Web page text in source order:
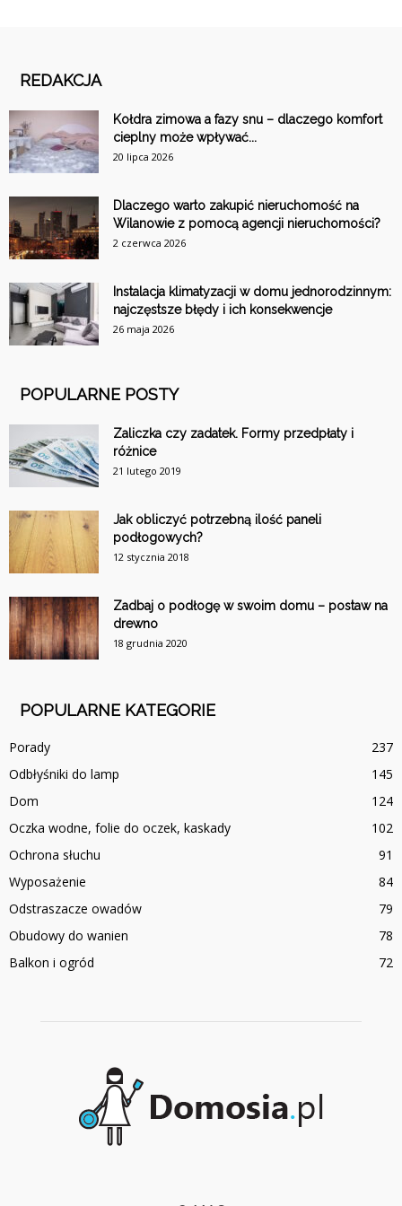
REDAKCJA
Kołdra zimowa a fazy snu – dlaczego komfort
cieplny może wpływać...
20 lipca 2026
Dlaczego warto zakupić nieruchomość na
Wilanowie z pomocą agencji nieruchomości?
2 czerwca 2026
Instalacja klimatyzacji w domu jednorodzinnym:
najczęstsze błędy i ich konsekwencje
26 maja 2026
POPULARNE POSTY
Zaliczka czy zadatek. Formy przedpłaty i
różnice
21 lutego 2019
Jak obliczyć potrzebną ilość paneli
podłogowych?
12 stycznia 2018
Zadbaj o podłogę w swoim domu – postaw na
drewno
18 grudnia 2020
POPULARNE KATEGORIE
Porady
237
Odbłyśniki do lamp
145
Dom
124
Oczka wodne, folie do oczek, kaskady
102
Ochrona słuchu
91
Wyposażenie
84
Odstraszacze owadów
79
Obudowy do wanien
78
Balkon i ogród
72